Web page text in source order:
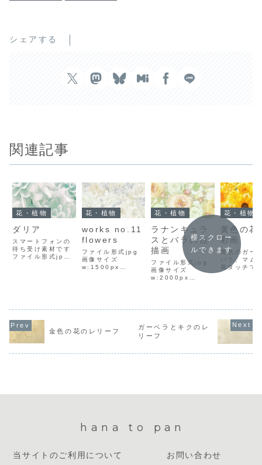
シェアする
関連記事
花・植物
ダリア
スマートフォンの
待ち受け素材です
ファイル形式jpg
ックして「名前を
存」を選択し、保
存先を選んでダウ
ンロードしてくだ
花・植物
works no.11
flowers
ファイル形式jpg
画像サイズ
w:1500px
存先を選んでダウ
ンロードしてくだ
花・植物
ラナンキュラ
スとバラの点
描画
ファイル形式jpg
画像サイズ
w:2000px
ラスト上で右クリ
付けて画像を保
存」を選択し、保
存先を選んでダウ
さい。
花・植物
黄色の花
彩画
黄色のガー
バラ、マム
風タッチで
ラスト上で
ックして「
存」を選択
横スクロー
ルできます
金色の花のレリーフ
ガーベラとキクのレ
リーフ
hana to pan
当サイトのご利用について お問い合わせ